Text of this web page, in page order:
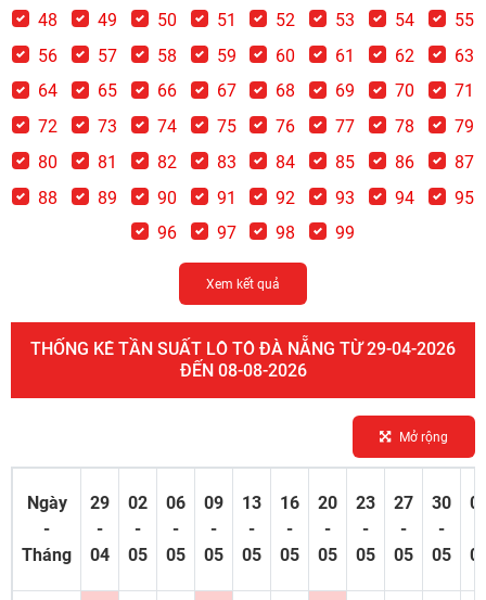
48
49 50 51 52 53 54
55
56
57 58 59 60 61 62
63
64
65 66 67 68 69 70
71
72
73 74 75 76 77 78
79
80
81 82 83 84 85 86
87
88
89 90 91 92 93 94
95
96
97 98 99
Xem kết quả
THỐNG KÊ TẦN SUẤT LÔ TÔ ĐÀ NẴNG TỪ 29-04-2026
ĐẾN 08-08-2026
Mở rộng
Ngày
-
Tháng
29
-
04
02
-
05
06
-
05
09
-
05
13
-
05
16
-
05
20
-
05
23
-
05
27
-
05
30
-
05